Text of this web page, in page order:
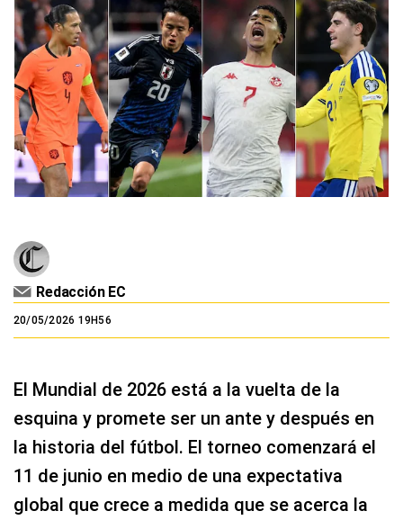
Redacción EC
20/05/2026 19H56
El Mundial de 2026 está a la vuelta de la
esquina y promete ser un ante y después en
la historia del fútbol. El torneo comenzará el
11 de junio en medio de una expectativa
global que crece a medida que se acerca la